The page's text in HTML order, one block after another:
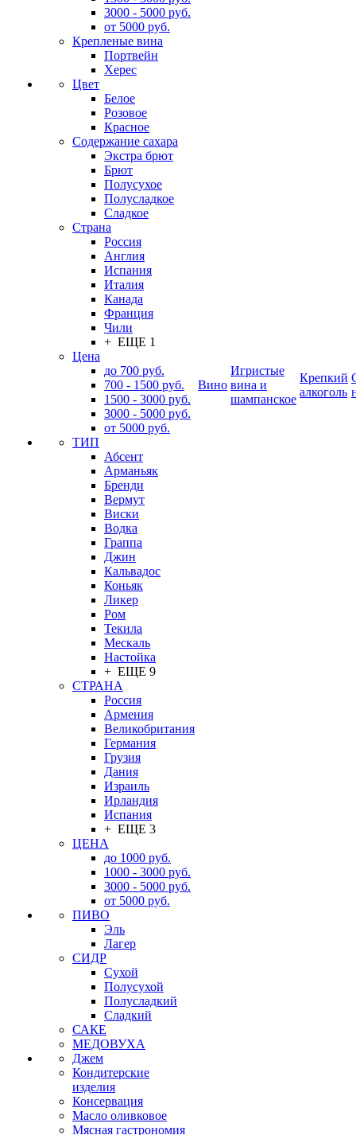
3000 - 5000 руб.
от 5000 руб.
Крепленые вина
Портвейн
Херес
Цвет
Белое
Розовое
Красное
Содержание сахара
Экстра брют
Брют
Полусухое
Полусладкое
Сладкое
Страна
Россия
Англия
Испания
Италия
Канада
Франция
Чили
+ ЕЩЕ 1
Цена
до 700 руб.
700 - 1500 руб.
1500 - 3000 руб.
3000 - 5000 руб.
от 5000 руб.
ТИП
Абсент
Арманьяк
Бренди
Вермут
Виски
Водка
Граппа
Джин
Кальвадос
Коньяк
Ликер
Ром
Текила
Мескаль
Настойка
+ ЕЩЕ 9
СТРАНА
Россия
Армения
Великобритания
Германия
Грузия
Дания
Израиль
Ирландия
Испания
+ ЕЩЕ 3
ЦЕНА
до 1000 руб.
1000 - 3000 руб.
3000 - 5000 руб.
от 5000 руб.
ПИВО
Эль
Лагер
СИДР
Сухой
Полусухой
Полусладкий
Сладкий
САКЕ
МЕДОВУХА
Джем
Кондитерские
изделия
Консервация
Масло оливковое
Мясная гастрономия
Вино
Игристые
вина и
шампанское
Крепкий
алкоголь